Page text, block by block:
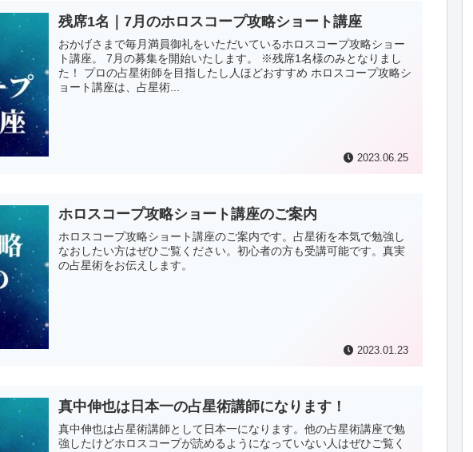
残席1名｜7月のホロスコープ攻略ショート講座
おかげさまで毎月満員御礼をいただいているホロスコープ攻略ショー
ト講座。 7月の募集を開始いたします。 ※残席1名様のみとなりまし
た！ プロの占星術師を目指したし人ほどおすすめ ホロスコープ攻略シ
ョート講座は、占星術...
2023.06.25
ホロスコープ攻略ショート講座のご案内
ホロスコープ攻略ショート講座のご案内です。占星術を本気で勉強し
なおしたい方はぜひご覧ください。初心者の方も受講可能です。真実
の占星術をお伝えします。
2023.01.23
真中伸也は日本一の占星術講師になります！
真中伸也は占星術講師として日本一になります。他の占星術講座で勉
強したけどホロスコープが読めるようになっていない人はぜひご覧く